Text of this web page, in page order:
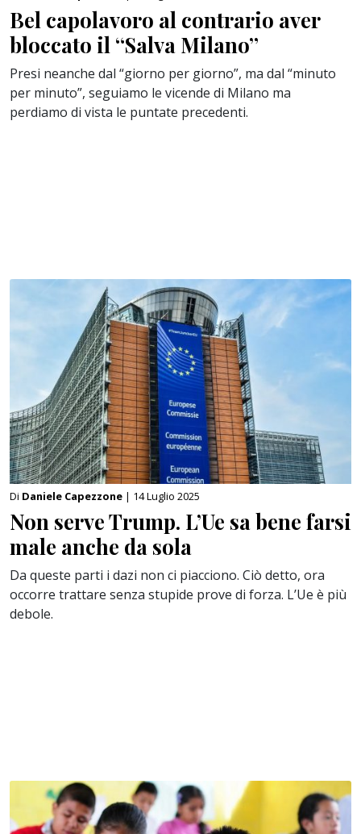
Bel capolavoro al contrario aver
bloccato il “Salva Milano”
Presi neanche dal “giorno per giorno”, ma dal “minuto
per minuto”, seguiamo le vicende di Milano ma
perdiamo di vista le puntate precedenti.
Di Daniele Capezzone | 14 Luglio 2025
Non serve Trump. L’Ue sa bene farsi
male anche da sola
Da queste parti i dazi non ci piacciono. Ciò detto, ora
occorre trattare senza stupide prove di forza. L’Ue è più
debole.